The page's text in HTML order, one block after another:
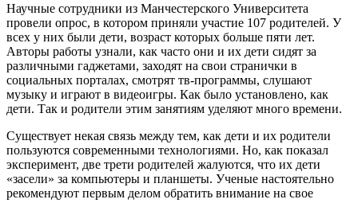
Научные сотрудники из Манчестерского Университета
провели опрос, в котором приняли участие 107 родителей. У
всех у них были дети, возраст которых больше пяти лет.
Авторы работы узнали, как часто они и их дети сидят за
различными гаджетами, заходят на свои странички в
социальных порталах, смотрят тв-программы, слушают
музыку и играют в видеоигры. Как было установлено, как
дети. Так и родители этим занятиям уделяют много времени.
Существует некая связь между тем, как дети и их родители
пользуются современными технологиями. Но, как показал
эксперимент, две трети родителей жалуются, что их дети
«засели» за компьютеры и планшеты. Ученые настоятельно
рекомендуют первым делом обратить внимание на свое